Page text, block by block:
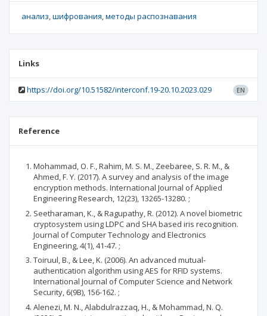
анализ шифрования методы распознавания
Links
https://doi.org/10.51582/interconf.19-20.10.2023.029 EN
Reference
Mohammad, O. F., Rahim, M. S. M., Zeebaree, S. R. M., &
Ahmed, F. Y. (2017). A survey and analysis of the image
encryption methods. International Journal of Applied
Engineering Research, 12(23), 13265-13280. ;
Seetharaman, K., & Ragupathy, R. (2012). A novel biometric
cryptosystem using LDPC and SHA based iris recognition.
Journal of Computer Technology and Electronics
Engineering, 4(1), 41-47. ;
Toiruul, B., & Lee, K. (2006). An advanced mutual-
authentication algorithm using AES for RFID systems.
International Journal of Computer Science and Network
Security, 6(9B), 156-162. ;
Alenezi, M. N., Alabdulrazzaq, H., & Mohammad, N. Q.